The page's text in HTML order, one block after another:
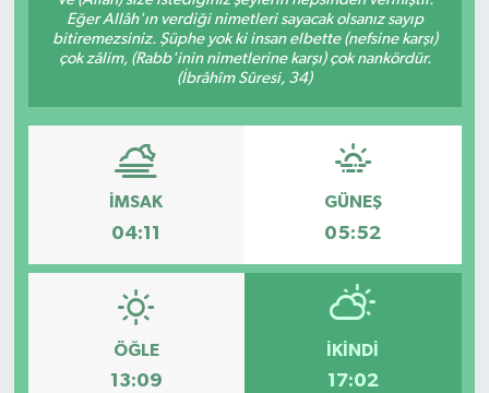
Eğer Allâh'ın verdiği nimetleri sayacak olsanız sayıp
bitiremezsiniz. Şüphe yok ki insan elbette (nefsine karşı)
çok zâlim, (Rabb'inin nimetlerine karşı) çok nankördür.
(İbrâhîm Sûresi, 34)
İMSAK
04:11
GÜNEŞ
05:52
ÖĞLE
13:09
İKINDI
17:02
Hakkari Haber
KÜLTÜR SANAT
MAGAZİN
MAKALE
POLİTİKA